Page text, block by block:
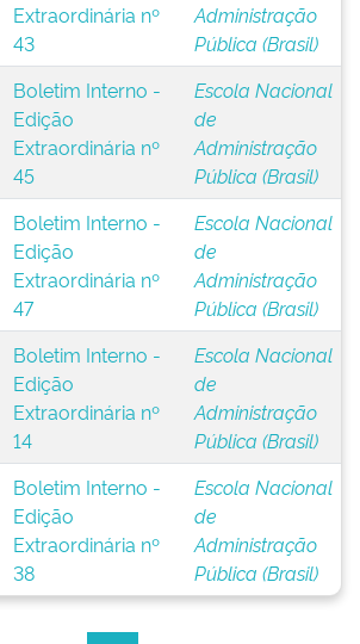
Extraordinária nº
43
Administração
Pública (Brasil)
Boletim Interno -
Edição
Extraordinária nº
45
Escola Nacional
de
Administração
Pública (Brasil)
Boletim Interno -
Edição
Extraordinária nº
47
Escola Nacional
de
Administração
Pública (Brasil)
Boletim Interno -
Edição
Extraordinária nº
14
Escola Nacional
de
Administração
Pública (Brasil)
Boletim Interno -
Edição
Extraordinária nº
38
Escola Nacional
de
Administração
Pública (Brasil)